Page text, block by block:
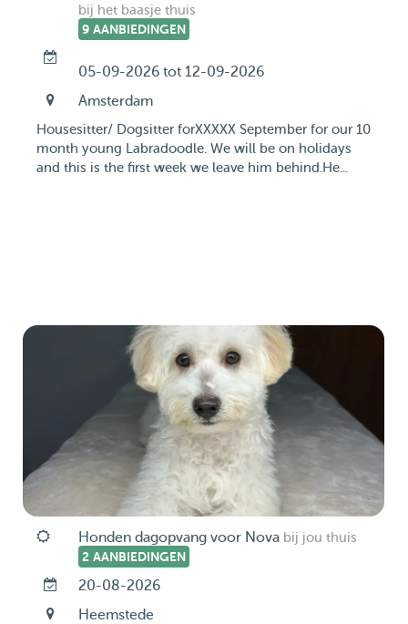
bij het baasje thuis
9 AANBIEDINGEN
05-09-2026 tot 12-09-2026
Amsterdam
Housesitter/ Dogsitter forXXXXX September for our 10
month young Labradoodle. We will be on holidays
and this is the first week we leave him behind.He...
Honden dagopvang voor Nova bij jou thuis
2 AANBIEDINGEN
20-08-2026
Heemstede